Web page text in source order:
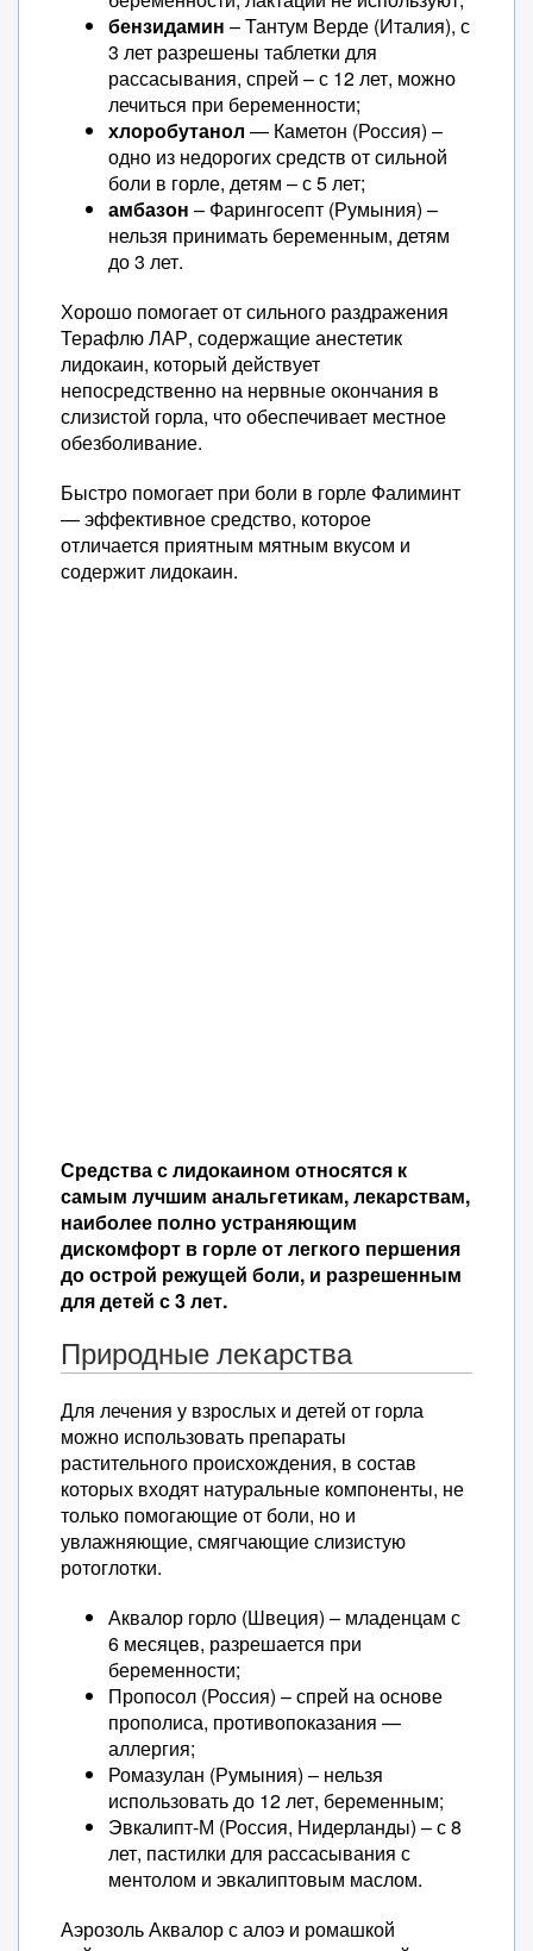
бензидамин – Тантум Верде (Италия), с
3 лет разрешены таблетки для
рассасывания, спрей – с 12 лет, можно
лечиться при беременности;
хлоробутанол — Каметон (Россия) –
одно из недорогих средств от сильной
боли в горле, детям – с 5 лет;
амбазон – Фарингосепт (Румыния) –
нельзя принимать беременным, детям
до 3 лет.
Хорошо помогает от сильного раздражения
Терафлю ЛАР, содержащие анестетик
лидокаин, который действует
непосредственно на нервные окончания в
слизистой горла, что обеспечивает местное
обезболивание.
Быстро помогает при боли в горле Фалиминт
— эффективное средство, которое
отличается приятным мятным вкусом и
содержит лидокаин.
Средства с лидокаином относятся к
самым лучшим анальгетикам, лекарствам,
наиболее полно устраняющим
дискомфорт в горле от легкого першения
до острой режущей боли, и разрешенным
для детей с 3 лет.
Природные лекарства
Для лечения у взрослых и детей от горла
можно использовать препараты
растительного происхождения, в состав
которых входят натуральные компоненты, не
только помогающие от боли, но и
увлажняющие, смягчающие слизистую
ротоглотки.
Аквалор горло (Швеция) – младенцам с
6 месяцев, разрешается при
беременности;
Пропосол (Россия) – спрей на основе
прополиса, противопоказания —
аллергия;
Ромазулан (Румыния) – нельзя
использовать до 12 лет, беременным;
Эвкалипт-М (Россия, Нидерланды) – с 8
лет, пастилки для рассасывания с
ментолом и эвкалиптовым маслом.
Аэрозоль Аквалор с алоэ и ромашкой